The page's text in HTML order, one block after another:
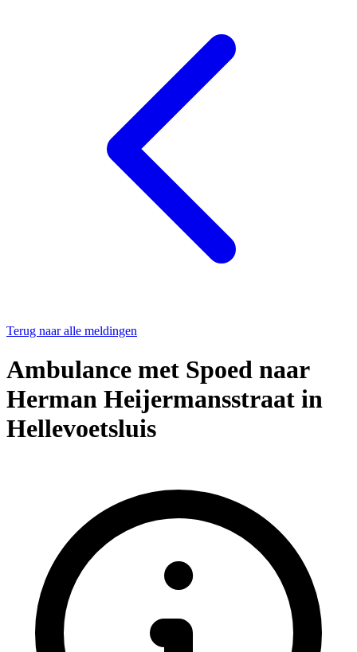
Terug naar alle meldingen
Ambulance met Spoed naar
Herman Heijermansstraat in
Hellevoetsluis